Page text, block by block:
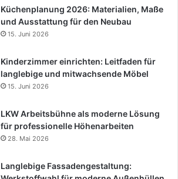
Küchenplanung 2026: Materialien, Maße
und Ausstattung für den Neubau
15. Juni 2026
Kinderzimmer einrichten: Leitfaden für
langlebige und mitwachsende Möbel
15. Juni 2026
LKW Arbeitsbühne als moderne Lösung
für professionelle Höhenarbeiten
28. Mai 2026
Langlebige Fassadengestaltung: